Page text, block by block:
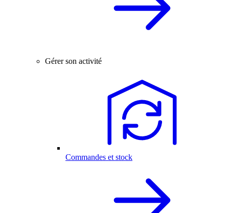
Gérer son activité
Commandes et stock